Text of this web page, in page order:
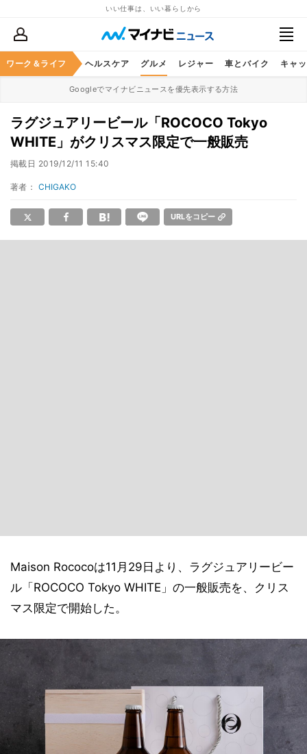
いい仕事は、いい暮らしから
ワーク＆ライフ
マネー 暮らし ヘルスケア グルメ レジャー 車とバイク キャ
Googleでマイナビニュースを優先表示する方法
ラグジュアリービール「ROCOCO Tokyo
WHITE」がクリスマス限定で一般販売
掲載日 2019/12/11 15:40
著者： CHIGAKO
URLをコピー
Maison Rococoは11月29日より、ラグジュアリービー
ル「ROCOCO Tokyo WHITE」の一般販売を、クリス
マス限定で開始した。